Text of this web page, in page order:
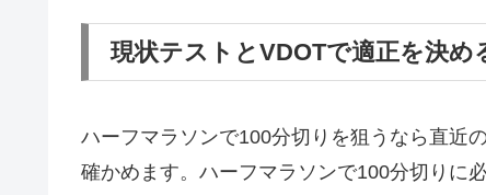
現状テストとVDOTで適正を決め
ハーフマラソンで100分切りを狙うなら直近
確かめます。ハーフマラソンで100分切りに